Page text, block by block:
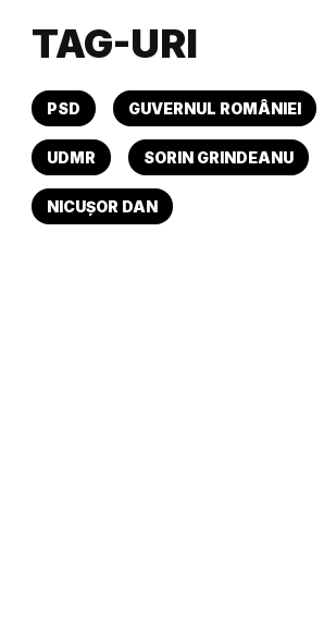
TAG-URI
PSD GUVERNUL ROMÂNIEI
UDMR SORIN GRINDEANU
NICUȘOR DAN